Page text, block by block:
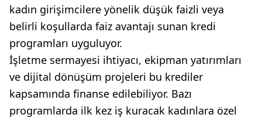
kadın girişimcilere yönelik düşük faizli veya
belirli koşullarda faiz avantajı sunan kredi
programları uyguluyor.
İşletme sermayesi ihtiyacı, ekipman yatırımları
ve dijital dönüşüm projeleri bu krediler
kapsamında finanse edilebiliyor. Bazı
programlarda ilk kez iş kuracak kadınlara özel